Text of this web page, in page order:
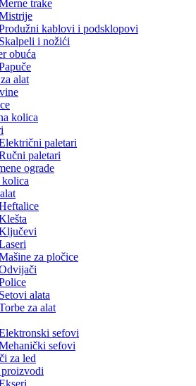
trake
kablovi i podsklopovi
Skalpeli i nožići
obuća
alat
kolica
paletari
paletari
ograde
kolica
za pločice
Setovi alata
za alat
sefovi
sefovi
za led